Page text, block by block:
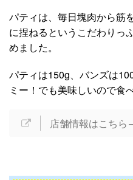
パティは、毎日塊肉から筋
に捏ねるというこだわりっ
めました。
パティは150g、バンズは
ミー！でも美味しいので食
店舗情報はこち